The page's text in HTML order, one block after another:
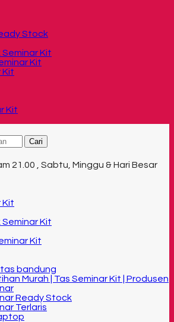
Stock
Seminar Kit
Kit
Kit
Kit
Cari
21.00 , Sabtu, Minggu & Hari Besar
Kit
Seminar Kit
Kit
bandung
Murah | Tas Seminar Kit | Produsen
Ready Stock
Terlaris